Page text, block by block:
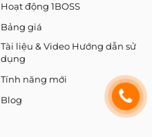
Hoạt động 1BOSS
Bảng giá
Tài liệu & Video Hướng dẫn sử
dụng
Tính năng mới
Blog